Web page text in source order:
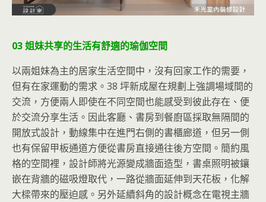
03 姐妹共享的生活有舒適的瑜伽空間
以兩姐妹為主的居家生活空間中，沒有回家工作的需要，
但有在家運動的需求。38 坪新成屋在規劃上強調場域間的
交流，方便兩人即使在不同空間也能感受到彼此存在、便
於交流分享生活。因此客廳、書房到餐廚區採取無隔間的
開放式設計，動線集中在進門右側的書櫃廊道，但另一側
也有保留甲板通道方便從書房直接通往後方空間。簡約風
格的空間裡，設計師將光源變成牆面造型，書桌照明被鑲
嵌在背牆的磁吸燈取代，一路從牆面延伸到天花板，化解
大樑帶來的壓迫感。另外延續斜角的設計概念在電視主牆